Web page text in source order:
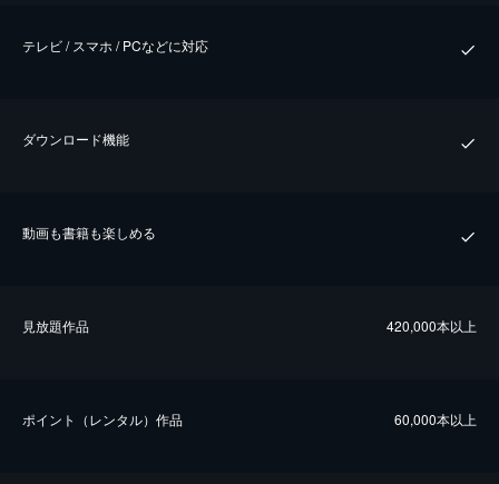
テレビ / スマホ / PCなどに対応
ダウンロード機能
動画も書籍も楽しめる
⾒放題作品 420,000本以上
ポイント（レンタル）作品 60,000本以上